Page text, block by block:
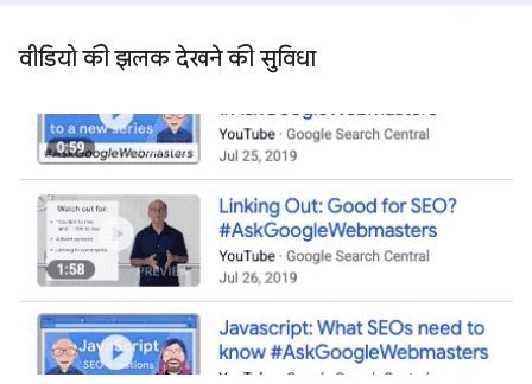
वीडियो की झलक देखने की सुविधा